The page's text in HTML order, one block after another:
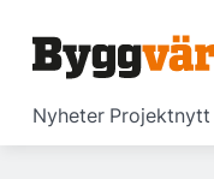
Nyheter Projektnytt